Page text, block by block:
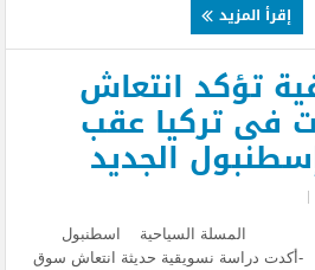
إقرأ المزيد
تؤكد انتعاش
فى تركيا عقب
الجديد
|
المسلة السياحية اسطنبول
-أكدت دراسة نسويقية حديثة انتعاش سوق